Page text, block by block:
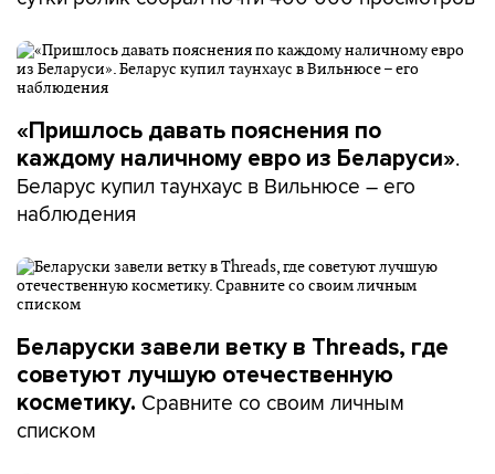
«Пришлось давать пояснения по
каждому наличному евро из Беларуси».
Беларус купил таунхаус в Вильнюсе – его
наблюдения
Беларуски завели ветку в Threads, где
советуют лучшую отечественную
косметику. Сравните со своим личным
списком